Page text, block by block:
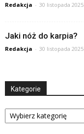
Redakcja - 30 listopada 2025
Jaki nóż do karpia?
Redakcja - 30 listopada 2025
Kategorie
Kategorie